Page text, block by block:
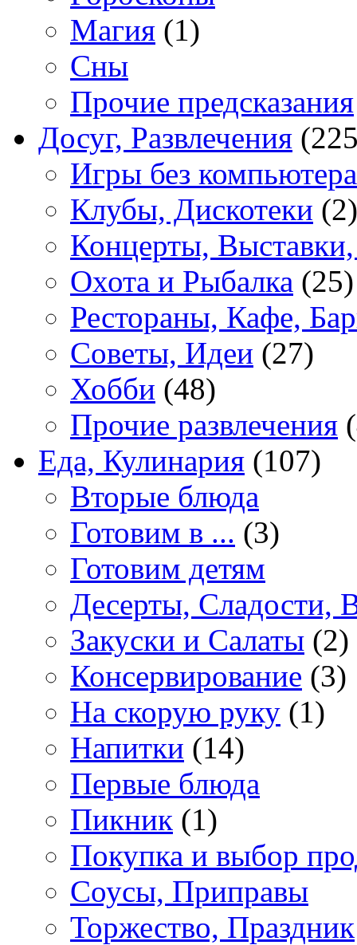
Магия (1)
Сны
Прочие предсказания
Досуг, Развлечения
Игры без компьютера
Клубы, Дискотеки (2)
Концерты,
Охота и Рыбалка (25)
Рестораны, Кафе,
Советы, Идеи (27)
Хобби (48)
Прочие развлечения
Еда, Кулинария (107)
Вторые блюда
Готовим в ... (3)
Готовим детям
Десерты, Сладости,
Закуски и Салаты (2)
Консервирование (3)
На скорую руку (1)
Напитки (14)
Первые блюда
Пикник (1)
Покупка и выбор
Соусы, Приправы
Торжество, Праздник